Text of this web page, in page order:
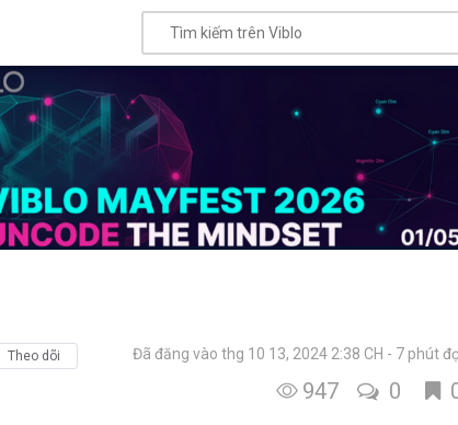
Theo dõi Đã đăng vào thg 10 13, 2024 2:38 CH 7 phút
947 0